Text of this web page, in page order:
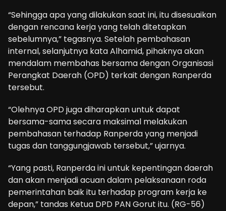
“Sehingga apa yang dilakukan saat ini, itu disesuaikan
dengan rencana kerja yang telah ditetapkan
sebelumnya,” tegasnya. Setelah pembahasan
internal, selanjutnya kata Alhamid, pihaknya akan
mendalam membahas bersama dengan Organisasi
Perangkat Daerah (OPD) terkait dengan Ranperda
tersebut.
“Olehnya OPD juga diharapkan untuk dapat
bersama-sama secara maksimal melakukan
pembahasan terhadap Ranperda yang menjadi
tugas dan tanggungjawab tersebut,” ujarnya.
“Yang pasti, Ranperda ini untuk kepentingan daerah
dan akan menjadi acuan dalam pelaksanaan roda
pemerintahan baik itu terhadap program kerja ke
depan,” tandas Ketua DPD PAN Gorut itu. (RG-56)